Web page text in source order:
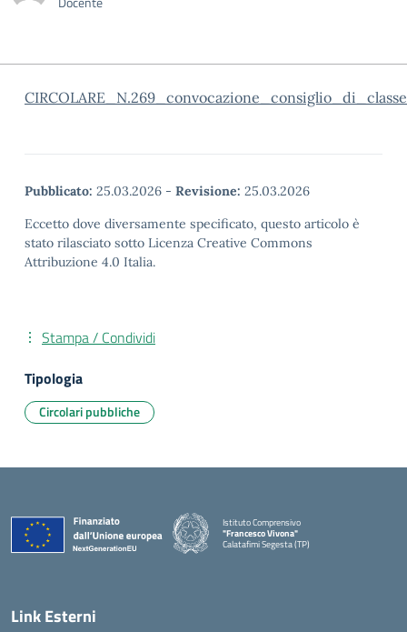
Pubblicato: 25.03.2026 - Revisione: 25.03.2026
Eccetto dove diversamente specificato, questo articolo è
stato rilasciato sotto Licenza Creative Commons
Attribuzione 4.0 Italia.
Stampa / Condividi
Tipologia
Circolari pubbliche
Istituto Comprensivo
"Francesco Vivona"
Calatafimi Segesta (TP)
— Visita la pagina iniziale della scuola
Link Esterni